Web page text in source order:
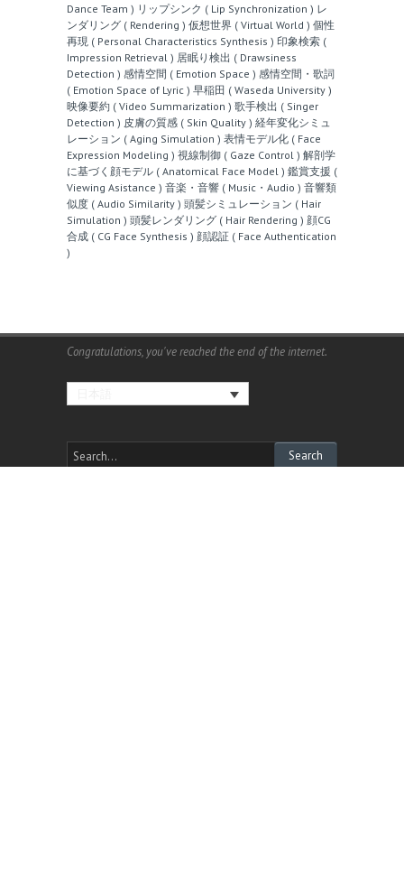
Congratulations, you've reached the end of the internet.
Dance Team ) リップシンク ( Lip Synchronization ) レ
ンダリング ( Rendering ) 仮想世界 ( Virtual World ) 個性
再現 ( Personal Characteristics Synthesis ) 印象検索 (
Impression Retrieval ) 居眠り検出 ( Drawsiness
Detection ) 感情空間 ( Emotion Space ) 感情空間・歌詞
( Emotion Space of Lyric ) 早稲田 ( Waseda University )
映像要約 ( Video Summarization ) 歌手検出 ( Singer
Detection ) 皮膚の質感 ( Skin Quality ) 経年変化シミュ
レーション ( Aging Simulation ) 表情モデル化 ( Face
Expression Modeling ) 視線制御 ( Gaze Control ) 解剖学
に基づく顔モデル ( Anatomical Face Model ) 鑑賞支援 (
Viewing Asistance ) 音楽・音響 ( Music・Audio ) 音響類
似度 ( Audio Similarity ) 頭髪シミュレーション ( Hair
Simulation ) 頭髪レンダリング ( Hair Rendering ) 顔CG
合成 ( CG Face Synthesis ) 顔認証 ( Face Authentication
)